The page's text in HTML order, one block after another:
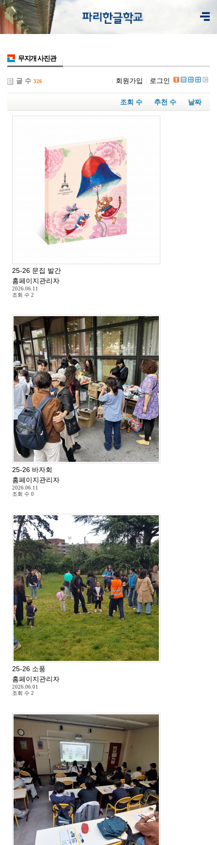
무지개 사진관
글 수 326 회원가입 로그인
조회 수 추천 수 날짜
25-26 문집 발간
홈페이지관리자
2026.06.11
조회 수 2
25-26 바자회
홈페이지관리자
2026.06.11
조회 수 0
25-26 소풍
홈페이지관리자
2026.06.01
조회 수 2